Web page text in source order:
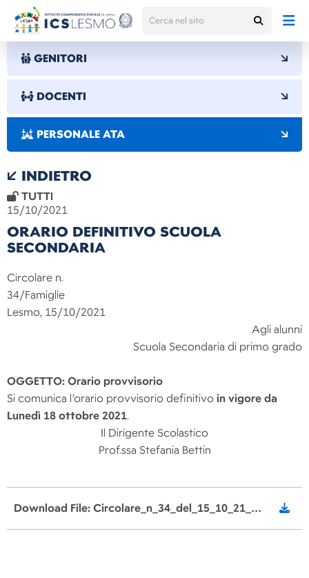
GENITORI
DOCENTI
PERSONALE ATA
INDIETRO
TUTTI
15/10/2021
ORARIO DEFINITIVO SCUOLA
SECONDARIA
Circolare n.
34/
Lesmo, 15/10/2021
Agli alunni
Scuola Secondaria di primo grado
OGGETTO: Orario provvisorio
Si comunica l’orario provvisorio definitivo in vigore da
Lunedì 18 ottobre 2021.
Il Dirigente Scolastico
Prof.ssa Stefania Bettin
Download File: Circolare_n_34_del_15_10_21_orario_definitivo_sle_alunni_signed.pdf